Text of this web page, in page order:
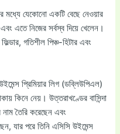
যেকোনো একটি বেছে নেওয়ার
এতে নিজের সর্বস্ব দিয়ে খেলেন।
গতিশীল পিঞ্চ-হিটার এবং
প্রিমিয়ার লিগ (ডব্লিউপিএল)
কিনে নেয়। উত্তরাখণ্ডের বাসিন্দা
তৈরি করেছেন এবং
যার পরে তিনি এসিসি উইমেন্স